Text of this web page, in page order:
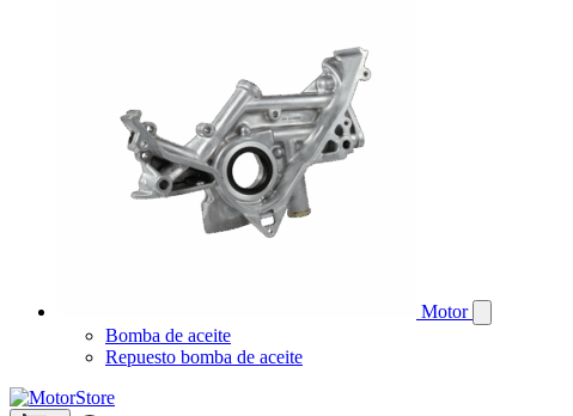
Motor
Bomba de aceite
Repuesto bomba de aceite